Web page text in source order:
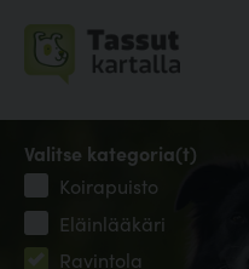
Valitse kategoria(t)
Koirapuisto
Eläinlääkäri
Ravintola